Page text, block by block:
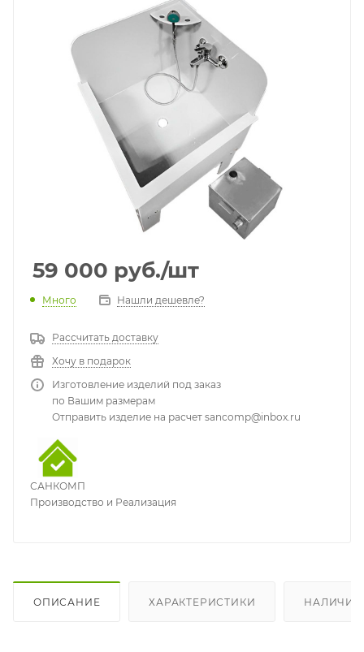
59 000 руб./шт
Много Нашли дешевле?
Рассчитать доставку
Хочу в подарок
Изготовление изделий под заказ
по Вашим размерам
Отправить изделие на расчет sancomp@inbox.ru
САНКОМП
Производство и Реализация
ОПИСАНИЕ ХАРАКТЕРИСТИКИ НАЛИЧИЕ